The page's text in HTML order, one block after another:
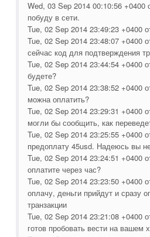
Wed, 03 Sep 2014 00:10:56
побуду в сети.
Tue, 02 Sep 2014 23:49:23 +0400
Tue, 02 Sep 2014 23:48:07 +0400
сейчас код для подтверждения
Tue, 02 Sep 2014 23:44:54 +0400
будете?
Tue, 02 Sep 2014 23:38:52 +0400
можна оплатить?
Tue, 02 Sep 2014 23:29:31 +0400
могли бы сообщить, как
Tue, 02 Sep 2014 23:25:55 +0400
предоплату 45usd. Надеюсь вы
Tue, 02 Sep 2014 23:24:51 +0400
оплатите через час?
Tue, 02 Sep 2014 23:23:50 +0400
оплачу, деньги прийдут и сразу
транзакции
Tue, 02 Sep 2014 23:21:08 +0400
готов пробовать вести на вашем